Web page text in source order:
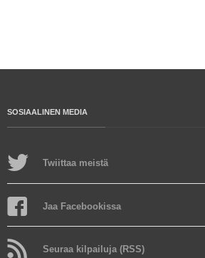
SOSIAALINEN MEDIA
Twiittaa meistä
Jaa Facebookissa
Seuraa kilpailuja (RSS)